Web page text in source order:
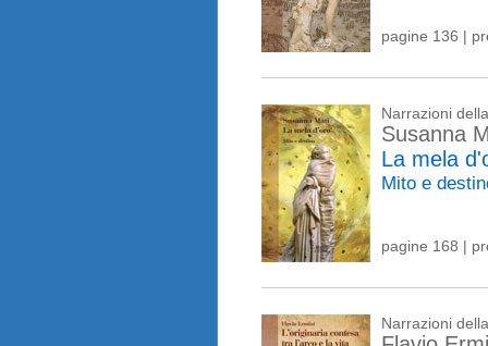
pagine 136 |
Narrazioni
Susanna
La mela
Mito e
pagine 168 |
Narrazioni